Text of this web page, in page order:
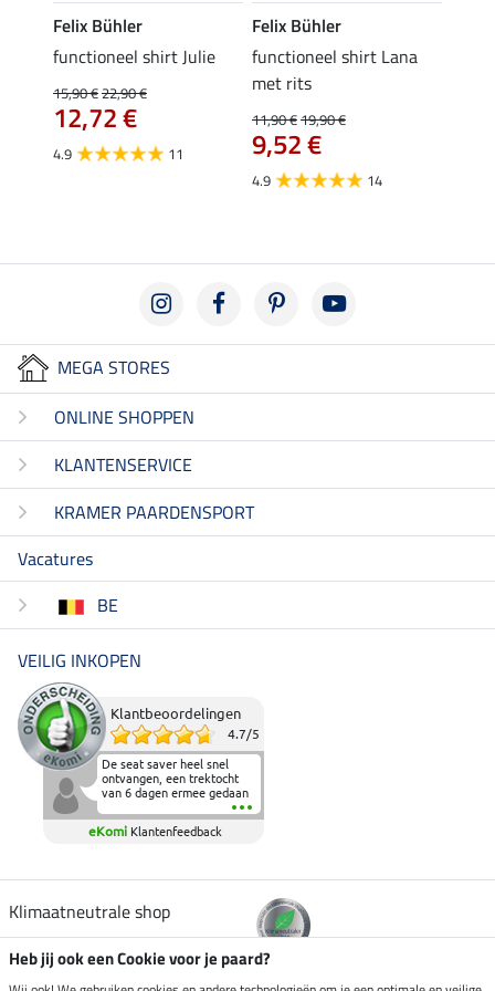
Felix Bühler
functioneel shirt Julie
15,90 €22,90 €
12,72 €
4.9 11
Felix Bühler
functioneel shirt Lana
met rits
11,90 €19,90 €
9,52 €
4.9 14
MEGA STORES
ONLINE SHOPPEN
KLANTENSERVICE
KRAMER PAARDENSPORT
Vacatures
BE
VEILIG INKOPEN
Klantbeoordelingen
4.7/5
De seat saver heel snel
ontvangen, een trektocht
van 6 dagen ermee gedaan
en deze heeft de beproeving
fantastisch doorstaan.
Heerlijk zacht om op te
elkaar in het zadel.
eKomi Klantenfeedback
Klimaatneutrale shop
Verzending per
Heb jij ook een Cookie voor je paard?